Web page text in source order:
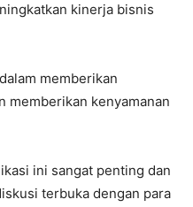
kinerja bisnis
memberikan
memberikan kenyamanan
ini sangat penting dan
terbuka dengan para